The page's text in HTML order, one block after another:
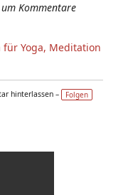
Kommentare
für Yoga, Meditation
hinterlassen – Folgen